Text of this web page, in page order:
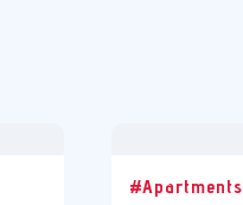
#Apartments